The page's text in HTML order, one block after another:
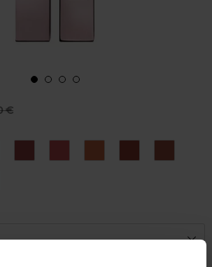
€
SECRETILLEGALNUDE TRANSGRESSIVE